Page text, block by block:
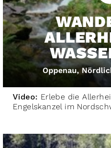
Oppenau,
Video: Erlebe die
Engelskanzel im